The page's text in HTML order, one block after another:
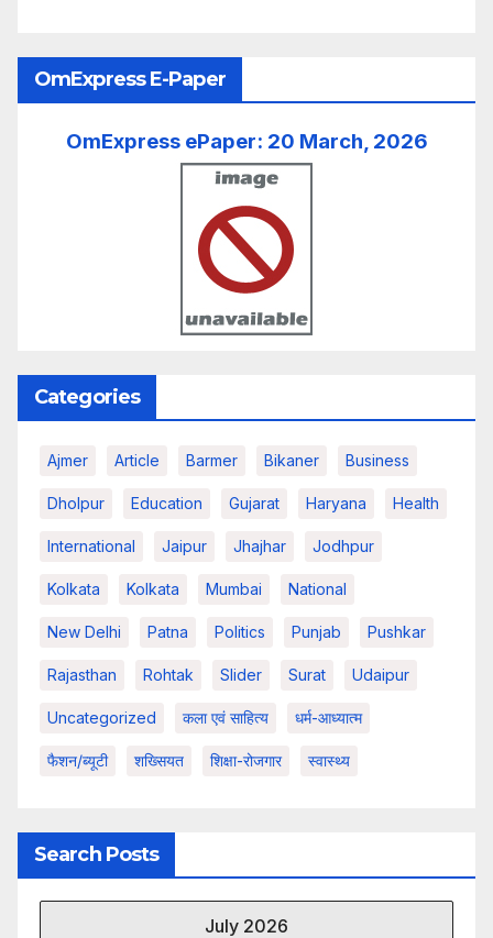
OmExpress E-Paper
OmExpress ePaper: 20 March, 2026
Categories
Ajmer Article Barmer Bikaner Business
Dholpur Education Gujarat Haryana Health
International Jaipur Jhajhar Jodhpur
Kolkata Kolkata Mumbai National
New Delhi Patna Politics Punjab Pushkar
Rajasthan Rohtak Slider Surat Udaipur
Uncategorized कला एवं साहित्य धर्म-आध्यात्म
फैशन/ब्यूटी शख्सियत शिक्षा-रोजगार स्वास्थ्य
Search Posts
July 2026